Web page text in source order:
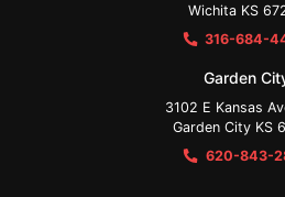
Wichita KS
316-684-
Garden
3102 E Kansas
Garden City KS
620-843-